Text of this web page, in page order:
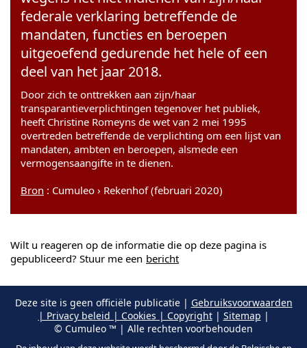
federale verklaring betreffende de
mandaten, functies en beroepen
uitgeoefend gedurende het hele of een
deel van het jaar 2018.
Door zich te onttrekken aan zijn/haar
transparantieverplichtingen tegenover het publiek,
heeft Christine Romeyns de wet van 2 mei 1995
overtreden betreffende de verplichting om een lijst van
mandaten, ambten en beroepen, alsmede een
vermogensaangifte in te dienen.
Bron : Cumuleo › Rekenhof (februari 2020)
Wilt u reageren op de informatie die op deze pagina is
gepubliceerd? Stuur me een bericht
Deze site is geen officiële publicatie | Gebruiksvoorwaarden
| Privacy beleid | Cookies | Copyright| Sitemap |
© Cumuleo ™ | Alle rechten voorbehouden